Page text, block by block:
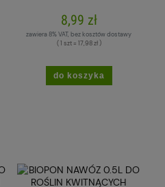
8,99 zł
zawiera 8% VAT, bez kosztów dostawy
( 1 szt = 17,98 zł )
do koszyka